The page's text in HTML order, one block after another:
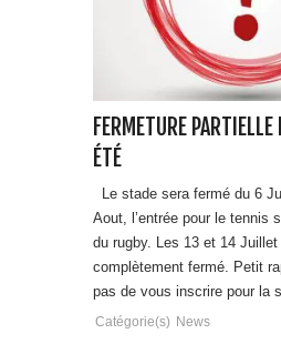
FERMETURE
ÉTÉ
Le stade sera fermé du 6
Aout, l’entrée pour le tennis
du rugby. Les 13 et 14
complètement fermé. Petit
pas de vous inscrire pour la
Catégorie(s) News